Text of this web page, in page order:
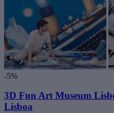
-5%
3D Fun Art Museum
Lisboa